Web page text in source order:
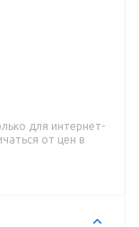
для интернет-
от цен в